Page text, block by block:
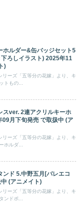
ホルダー&缶バッジセット5
ろしイラスト) 2025年11
)
ーズ「五等分の花嫁」より、キ
トもの...
スver. 2連アクリルキーホ
月下旬発売 で取扱中 (ア
ーズ「五等分の花嫁」より、キ
ホルダ...
ンド 5.中野五月[バレエコ
(アニメイト)
ーズ「五等分の花嫁」より、キ
ンドポ...